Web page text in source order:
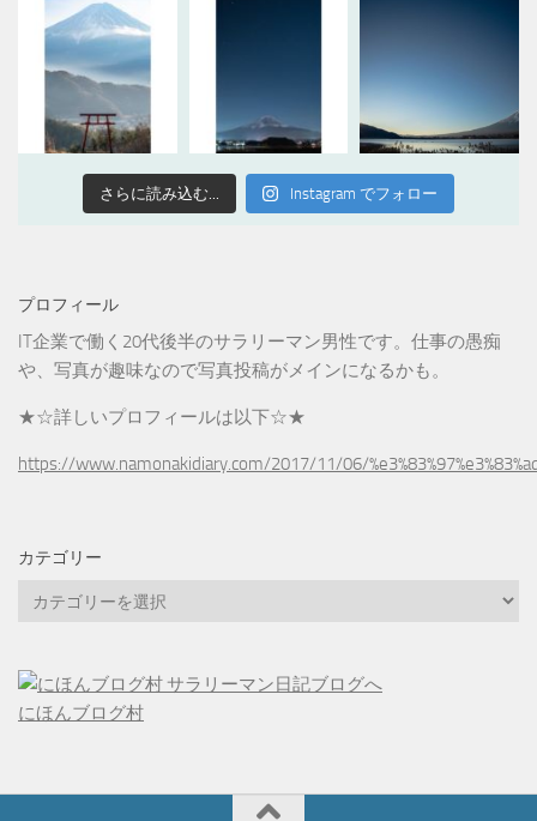
さらに読み込む... Instagram でフォロー
プロフィール
IT企業で働く20代後半のサラリーマン男性です。仕事の愚痴
や、写真が趣味なので写真投稿がメインになるかも。
★☆詳しいプロフィールは以下☆★
https://www.namonakidiary.com/2017/11/06/
カテゴリー
リ
ー
にほんブログ村